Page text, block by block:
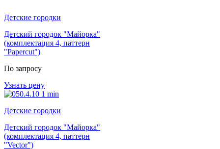
Детские городки
Детский городок "Майорка"
(комплектация 4, паттерн
"Papercut")
По запросу
Узнать цену
Детские городки
Детский городок "Майорка"
(комплектация 4, паттерн
"Vector")